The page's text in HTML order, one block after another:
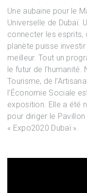
Une aubaine pour le
Universelle de Dubaï.
connecter les esprits,
planète puisse
meilleur. Tout un
le futur de l’humanité.
Tourisme, de
l’Économie Sociale
exposition. Elle a été
pour diriger le
« Expo2020 Dubaï ».